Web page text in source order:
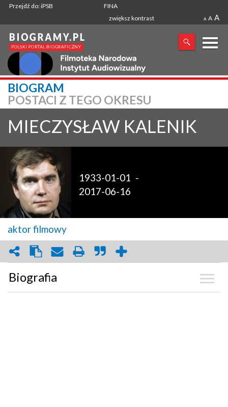
Przejdź do: iPSB
FINA
zwiększ kontrast
A A A
X
SZUKANA FRAZA
BIOGRAM
POSTACI Z TEGO OKRESU
MIECZYSŁAW KALENIK
1933-01-01 -
2017-06-16
aktor filmowy
Biografia